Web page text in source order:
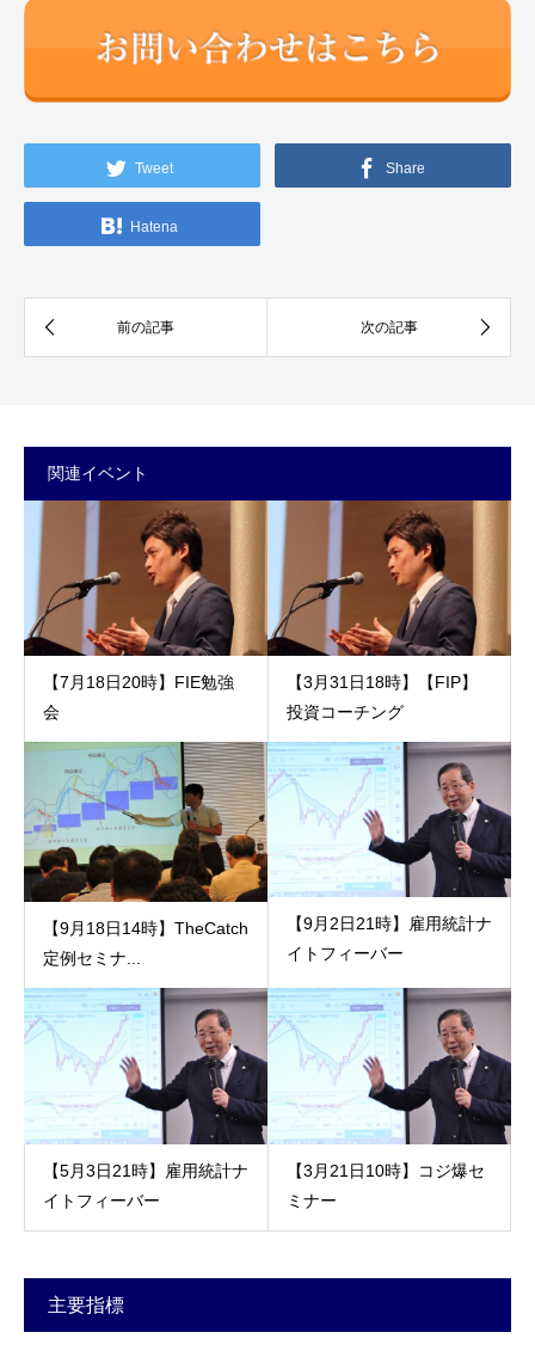
Tweet Share
Hatena
関連イベント
【7月18日20時】FIE勉強
会
【3月31日18時】【FIP】
投資コーチング
【9月18日14時】TheCatch
定例セミナ...
【9月2日21時】雇用統計ナ
イトフィーバー
【5月3日21時】雇用統計ナ
イトフィーバー
【3月21日10時】コジ爆セ
ミナー
主要指標